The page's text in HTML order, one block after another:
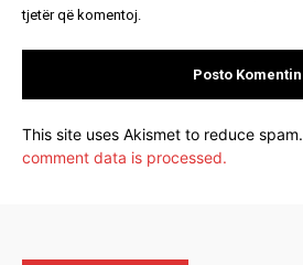
tjetër që komentoj.
This site uses Akismet to reduce spam.
comment data is processed.